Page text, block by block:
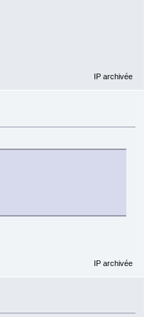
IP archivée
IP archivée